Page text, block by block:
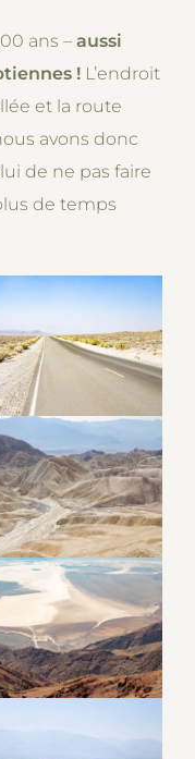
ans – aussi
! L’endroit
et la route
avons donc
de ne pas faire
de temps